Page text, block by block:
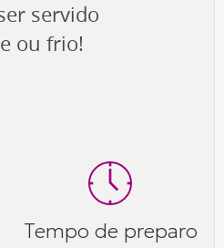
servido
ou frio!
Tempo de preparo